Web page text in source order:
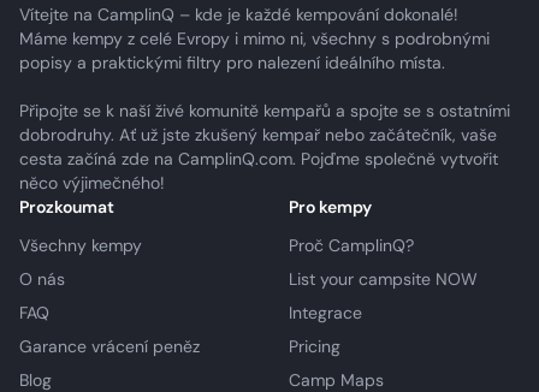
Vítejte na CamplinQ – kde je každé kempování dokonalé!
Máme kempy z celé Evropy i mimo ni, všechny s podrobnými
popisy a praktickými filtry pro nalezení ideálního místa.
Připojte se k naší živé komunitě kempařů a spojte se s ostatními
dobrodruhy. Ať už jste zkušený kempař nebo začátečník, vaše
cesta začíná zde na CamplinQ.com. Pojďme společně vytvořit
něco výjimečného!
Prozkoumat
Všechny kempy
O nás
FAQ
Garance vrácení peněz
Blog
Pro kempy
Proč CamplinQ?
List your campsite NOW
Integrace
Pricing
Camp Maps